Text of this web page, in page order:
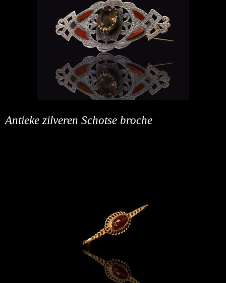
Antieke zilveren Schotse broche